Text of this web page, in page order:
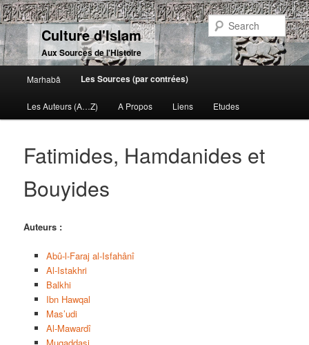
Culture d'Islam
Aux Sources de l'Histoire
Skip to primary content
Skip to secondary content
Marhabâ Les Sources (par contrées)
Les Auteurs (A…Z) A Propos Liens Etudes
Fatimides, Hamdanides et
Bouyides
Auteurs :
Abû-l-Faraj al-Isfahânî
Al-Istakhri
Balkhi
Ibn Hawqal
Mas’udi
Al-Mawardî